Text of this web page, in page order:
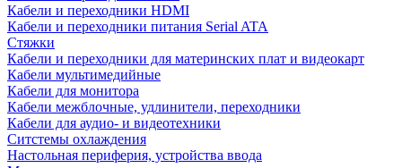
Кабели и переходники HDMI
Кабели и переходники питания Serial ATA
Стяжки
Кабели и переходники для материнских плат и видеокарт
Кабели мультимедийные
Кабели для монитора
Кабели межблочные, удлинители, переходники
Кабели для аудио- и видеотехники
Ситстемы охлаждения
Настольная периферия, устройства ввода